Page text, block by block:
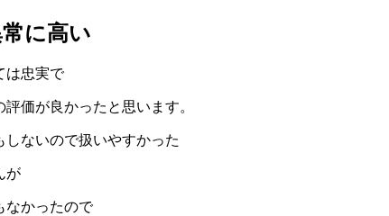
に高い
は忠実で
価が良かったと思います。
ないので扱いやすかった
が
なかったので